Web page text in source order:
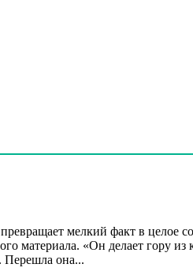
мелкий факт в целое
материала. «Он де­лает гору
Перешла она...